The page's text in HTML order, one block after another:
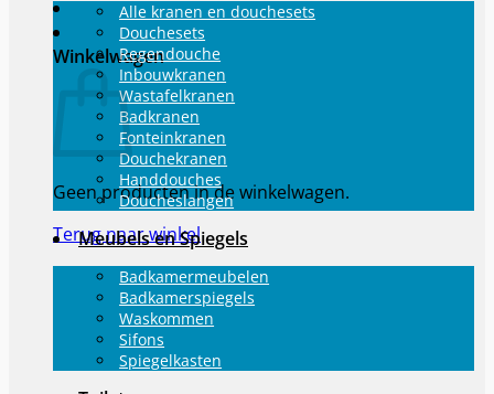
Winkelwagen
Geen producten in de winkelwagen.
Terug naar winkel
Alle kranen en douchesets
Douchesets
Regendouche
Inbouwkranen
Wastafelkranen
Badkranen
Fonteinkranen
Douchekranen
Handdouches
Doucheslangen
Meubels en Spiegels
Badkamermeubelen
Badkamerspiegels
Waskommen
Sifons
Spiegelkasten